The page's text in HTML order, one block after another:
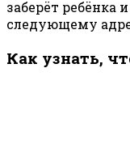
заберёт ребёнка
следующему
Как узнать,